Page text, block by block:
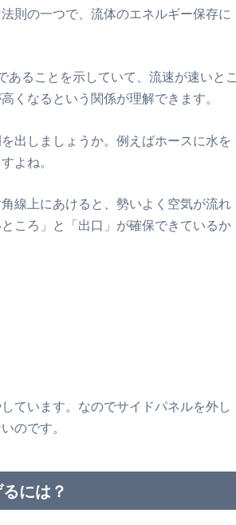
則の一つで、流体のエネルギー保存に
ることを示していて、流速が速いとこ
くなるという関係が理解できます。
出しましょうか。例えばホースに水を
よね。
線上にあけると、勢いよく空気が流れ
ころ」と「出口」が確保できているか
ています。なのでサイドパネルを外し
のです。
には？